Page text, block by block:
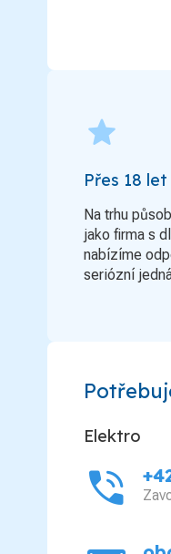
grade
Přes 18
Na trhu
jako firma s
nabízíme
seriózní
Elektro
phone_in_talk